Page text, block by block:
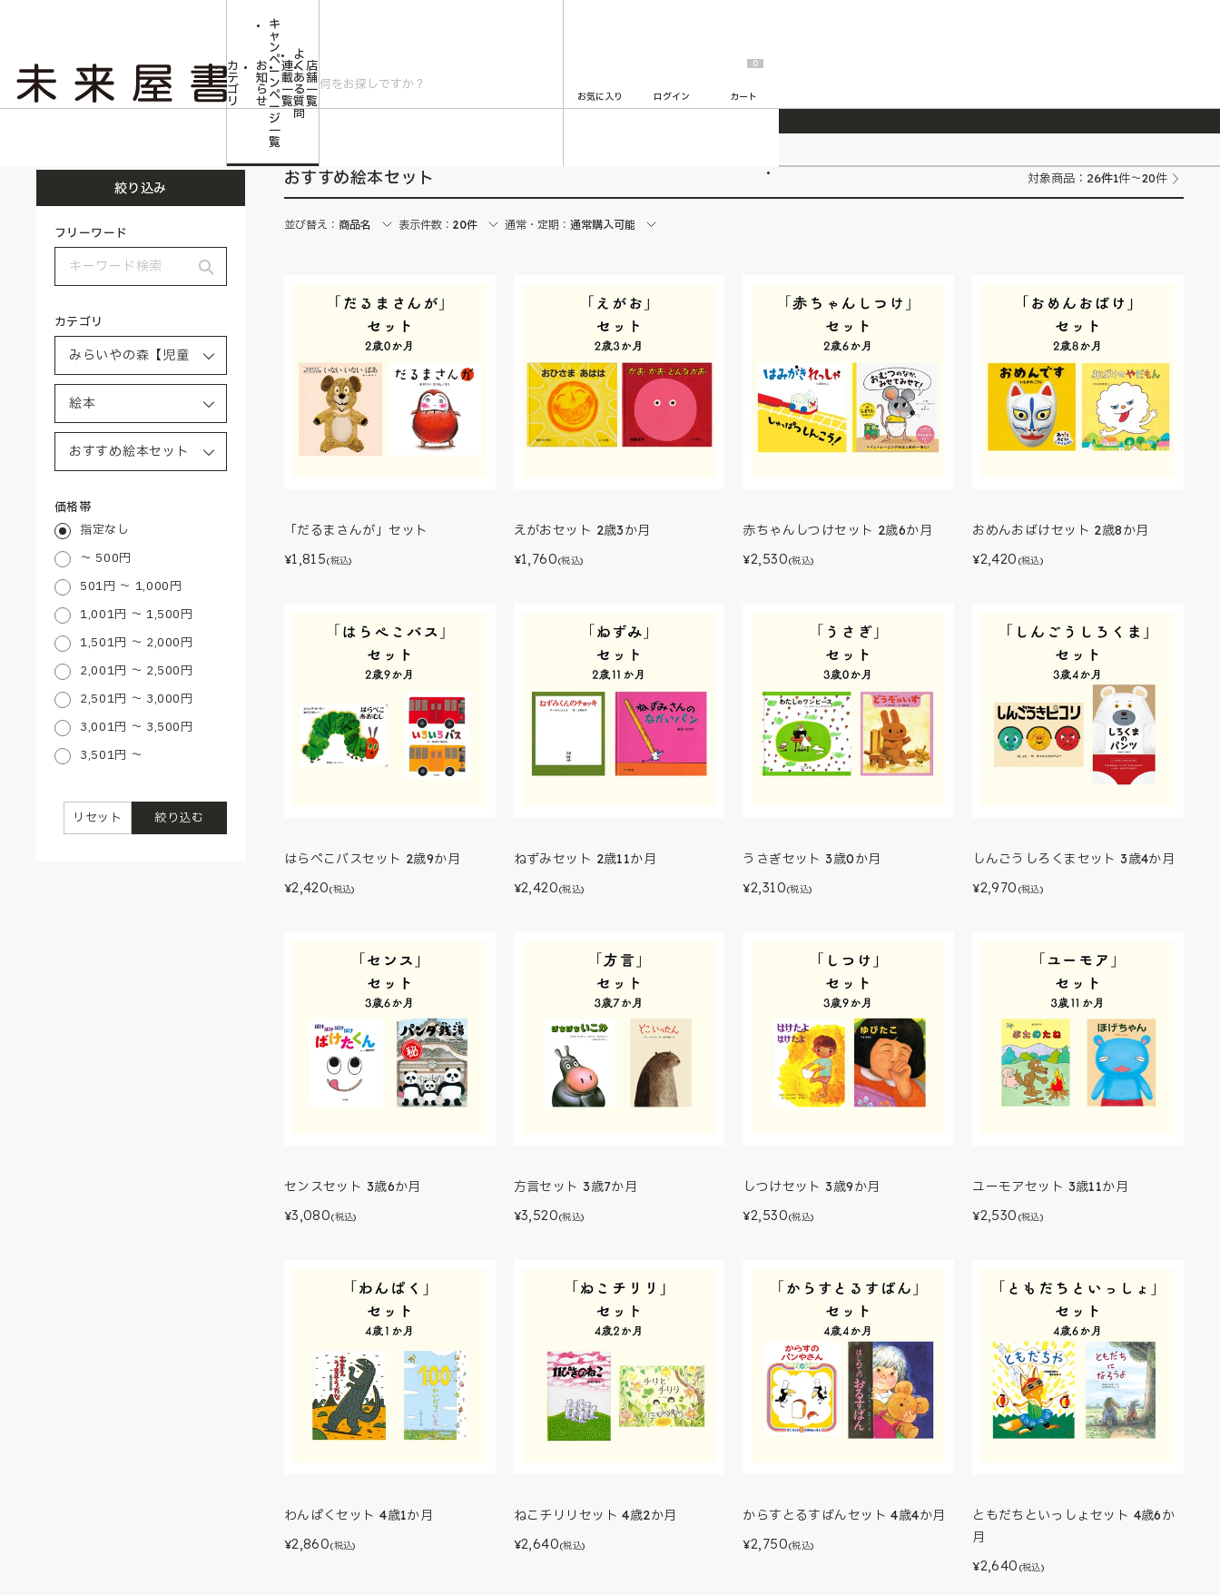
2026/7/23 『ONE PIECE magazine 021 ONE PIECEカード付き同梱版』発売延期のご案内
カ
テ
ゴ
リ
お
知
ら
せ
キ
ャ
ン
ペ
ー
ン
ペ
ー
ジ
一
覧
連
載
一
覧
よ
く
あ
る
質
問
店
舗
一
覧
お気に入り ログイン
0
カート
おすすめ絵本セット
絞り込み
フリーワード
カテゴリ
価格帯
指定なし
～ 500円
501円 ～ 1,000円
1,001円 ～ 1,500円
1,501円 ～ 2,000円
2,001円 ～ 2,500円
2,501円 ～ 3,000円
3,001円 ～ 3,500円
3,501円 ～
絞り込む
リセット
おすすめ絵本セット 対象商品： 26件1件～20件
並び替え： 商品名 表示件数： 20件 通常・定期： 通常購入可能
「だるまさんが」セット
¥1,815(税込)
えがおセット 2歳3か月
¥1,760(税込)
赤ちゃんしつけセット 2歳6か月
¥2,530(税込)
おめんおばけセット 2歳8か月
¥2,420 (税込)
はらぺこバスセット 2歳9か月
¥2,420(税込)
ねずみセット 2歳11か月
¥2,420(税込)
うさぎセット 3歳0か月
¥2,310(税込)
しんごうしろくまセット 3歳4か月
¥2,970 (税込)
センスセット 3歳6か月
¥3,080(税込)
方言セット 3歳7か月
¥3,520(税込)
しつけセット 3歳9か月
¥2,530(税込)
ユーモアセット 3歳11か月
¥2,530 (税込)
わんぱくセット 4歳1か月
¥2,860(税込)
ねこチリリセット 4歳2か月
¥2,640(税込)
からすとるすばんセット 4歳4か月
¥2,750(税込)
ともだちといっしょセット 4歳6か
月
¥2,640 (税込)